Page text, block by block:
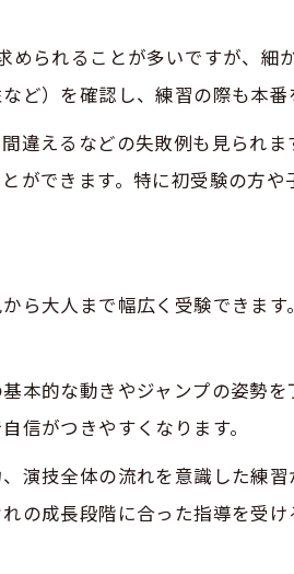
点を目指すためのテスト直前対
レベルに合わせた準備ポイン
・1級ボール検定の突破法に迫る
ポリンバッジテスト3級のボー
格に不可欠なボール検定ポイント
ンポリンバッジテスト各級の評
られることが多いですが、
ど）を確認し、練習の際も本
違えるなどの失敗例も見られ
ができます。特に初受験の方
ら大人まで幅広く受験できま
本的な動きやジャンプの姿勢
信がつきやすくなります。
演技全体の流れを意識した練
の成長段階に合った指導を受